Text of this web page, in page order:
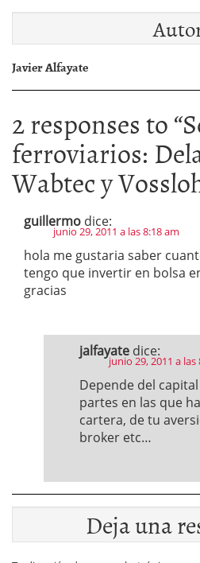
Javier Alfayate
2 responses to “
ferroviarios:
Wabtec y
guillermo dice:
junio 29, 2011 a las 8:18 am
hola me gustaria saber
tengo que invertir en bolsa
gracias
jalfayate dice:
junio 29, 2011 a las
Depende del
partes en las que
cartera, de tu
broker etc…
Deja una